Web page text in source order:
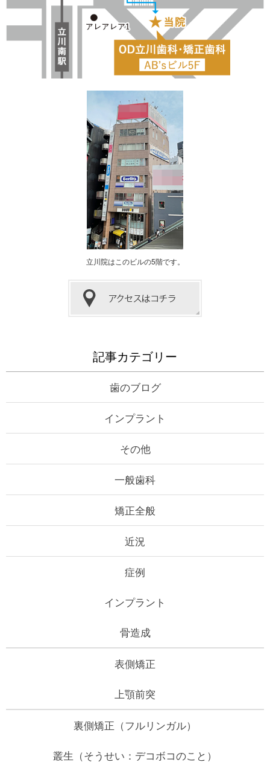
立川院はこのビルの5階です。
記事カテゴリー
歯のブログ
インプラント
その他
一般歯科
矯正全般
近況
症例
インプラント
骨造成
表側矯正
上顎前突
裏側矯正（フルリンガル）
叢生（そうせい：デコボコのこと）